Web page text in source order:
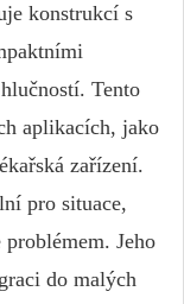
konstrukcí s
Tento
aplikacích, jako
zařízení.
pro situace,
Jeho
do malých